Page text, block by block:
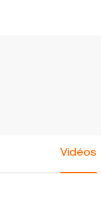
Vidéos